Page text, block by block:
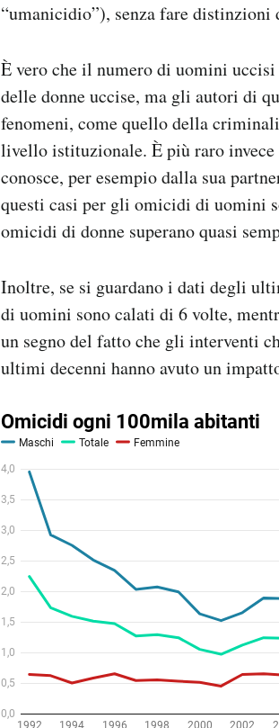
“umanicidio”), senza fare distinzioni
È vero che il numero di uomini
delle donne uccise, ma gli autori di
fenomeni, come quello della
livello istituzionale. È più raro invece
conosce, per esempio dalla sua
questi casi per gli omicidi di uomini
omicidi di donne superano quasi
Inoltre, se si guardano i dati degli
di uomini sono calati di 6 volte,
un segno del fatto che gli interventi
ultimi decenni hanno avuto un